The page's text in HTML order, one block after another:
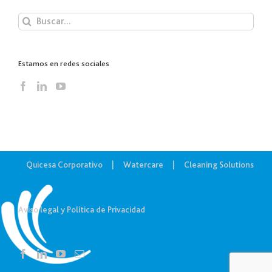
Buscar:
Estamos en redes sociales
Quicesa Corporativo Watercare Cleaning Solutions
Aviso legal y Política de Privacidad